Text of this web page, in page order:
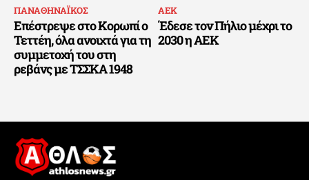
ΠΑΝΑΘΗΝΑΪΚΟΣ
Επέστρεψε στο Κορωπί ο
Τεττέη, όλα ανοιχτά για τη
συμμετοχή του στη
ρεβάνς με ΤΣΣΚΑ 1948
ΑΕΚ
Έδεσε τον Πήλιο μέχρι το
2030 η ΑΕΚ